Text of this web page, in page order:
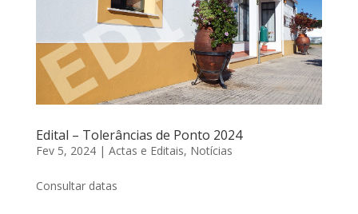
Edital – Tolerâncias de Ponto 2024
Fev 5, 2024| Actas e Editais, Notícias
Consultar datas